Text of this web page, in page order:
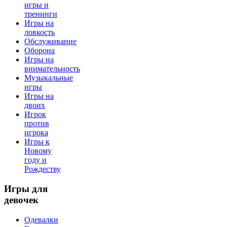
игры и
тренинги
Игры на
ловкость
Обслуживание
Оборона
Игры на
внимательность
Музыкальные
игры
Игры на
двоих
Игрок
против
игрока
Игры к
Новому
году и
Рождеству
Игры для
девочек
Одевалки